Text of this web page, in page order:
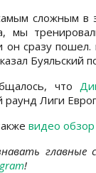
сложным в
мы
он сразу пошел.
Буяльский
что
Лиги
видео
!